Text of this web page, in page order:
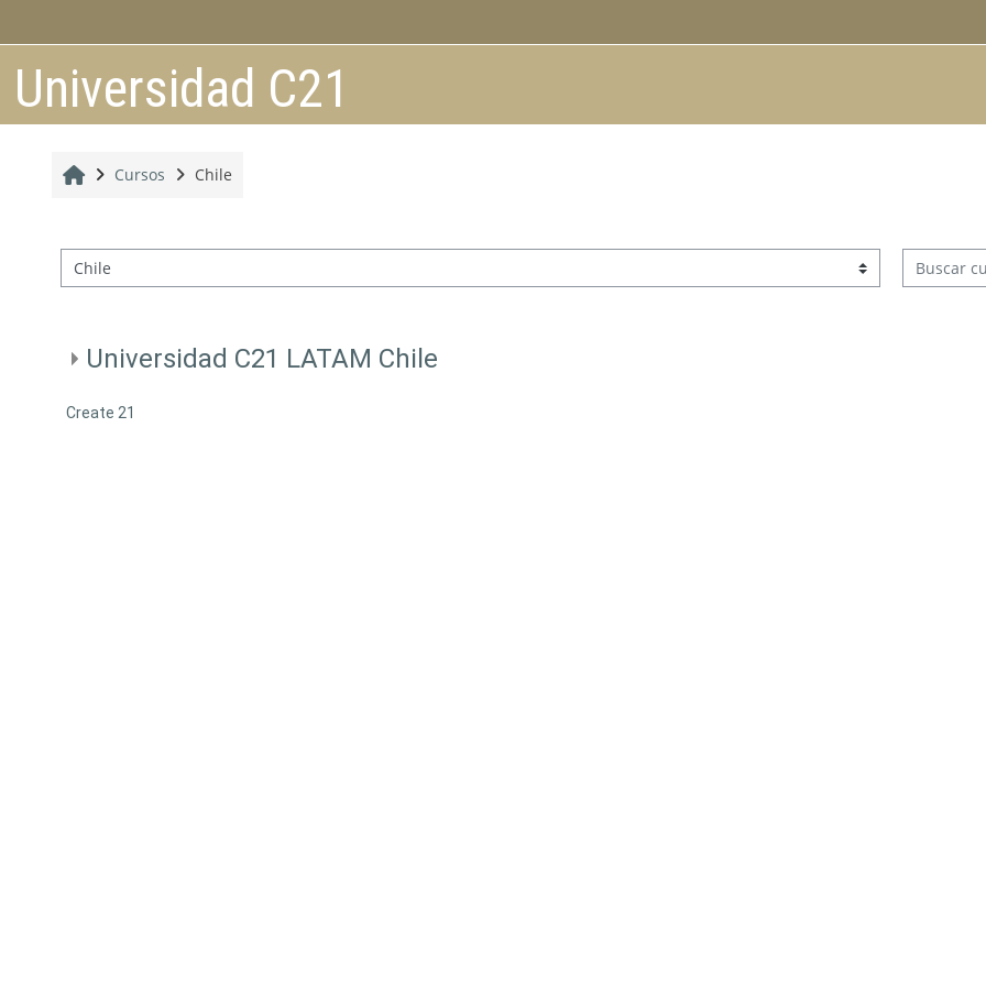
Universidad C21
Inicio
Cursos Chile
Categorías
Buscar
Universidad C21 LATAM Chile
Create 21